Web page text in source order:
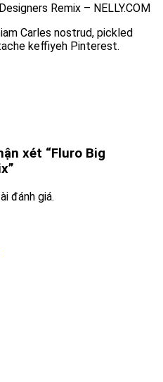
Remix – NELLY.COM
Carles nostrud, pickled
keffiyeh Pinterest.
xét “Fluro Big
đánh giá.